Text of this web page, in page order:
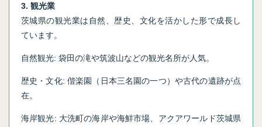
3. 観光業
茨城県の観光業は自然、歴史、文化を活かした形で成長し
ています。
自然観光: 袋田の滝や筑波山などの観光名所が人気。
歴史・文化: 偕楽園（日本三名園の一つ）や古代の遺跡が点
在。
海岸観光: 大洗町の海岸や海鮮市場、アクアワールド茨城県